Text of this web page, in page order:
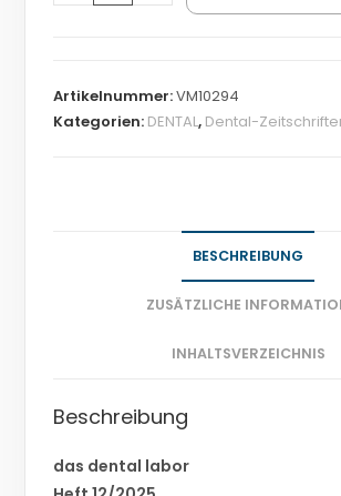
Artikelnummer:VM10294
Kategorien: DENTAL, Dental-
BESCHREIBUNG
ZUSÄTZLICHE
INHALTSVERZEICHNIS
Beschreibung
das dental labor